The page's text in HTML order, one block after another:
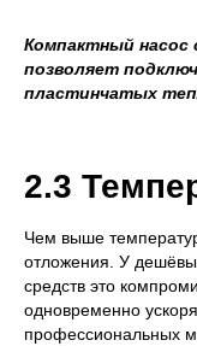
Компактный насос
позволяет
пластинчатых
2.3
Чем выше
отложения. У
средств это
одновременно
профессиональных